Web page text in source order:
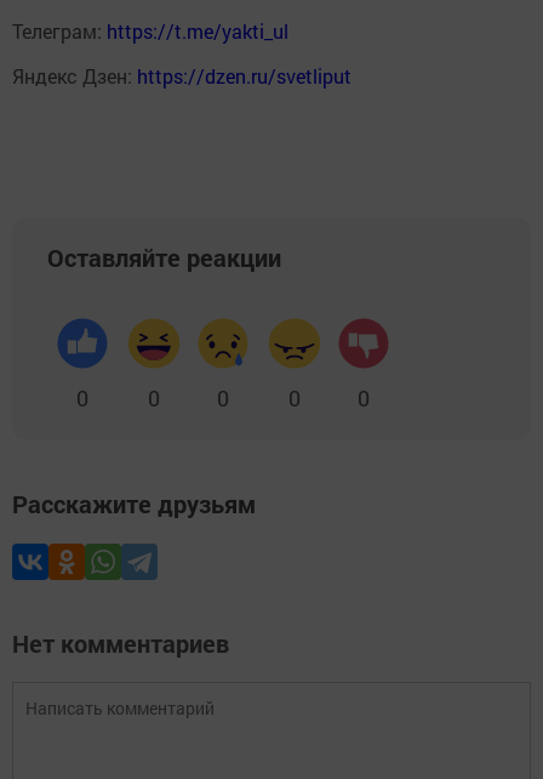
Телеграм: https://t.me/yakti_ul
Яндекс Дзен: https://dzen.ru/svetliput
Оставляйте реакции
0 0 0 0 0
Расскажите друзьям
Нет комментариев